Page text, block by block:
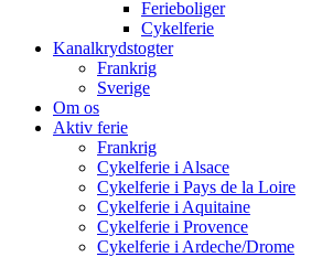
Ferieboliger
Cykelferie
Kanalkrydstogter
Frankrig
Sverige
Om os
Aktiv ferie
Frankrig
Cykelferie i Alsace
Cykelferie i Pays de la Loire
Cykelferie i Aquitaine
Cykelferie i Provence
Cykelferie i Ardeche/Drome